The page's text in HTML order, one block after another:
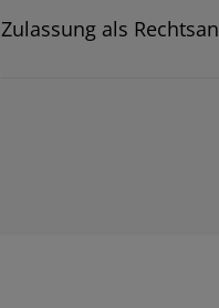
Zulassung als